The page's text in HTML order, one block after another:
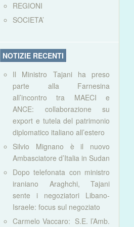
REGIONI
SOCIETA’
NOTIZIE RECENTI
Il Ministro Tajani ha preso
parte alla Farnesina
all’incontro tra MAECI e
ANCE: collaborazione su
export e tutela del patrimonio
diplomatico italiano all’estero
Silvio Mignano è il nuovo
Ambasciatore d’Italia in Sudan
Dopo telefonata con ministro
iraniano Araghchi, Tajani
sente i negoziatori Libano-
Israele: focus sul negoziato
Carmelo Vaccaro: S.E. l’Amb.